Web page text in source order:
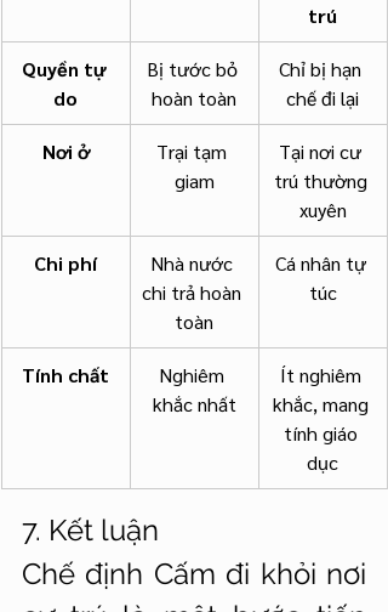
trú
Quyền tự
do
Bị tước bỏ
hoàn toàn
Chỉ bị hạn
chế đi lại
Nơi ở
Trại tạm
giam
Tại nơi cư
trú thường
xuyên
Chi phí
Nhà nước
chi trả hoàn
toàn
Cá nhân tự
túc
Tính chất
Nghiêm
khắc nhất
Ít nghiêm
khắc, mang
tính giáo
dục
7. Kết luận
Chế định Cấm đi khỏi nơi